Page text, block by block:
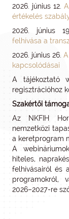
2026. június 12.
értékelés
2026. június
felhívása a
2026. június 26.
kapcsolódásai
A tájékoztató
regisztrációhoz
Szakértői
Az NKFIH
nemzetközi
a keretprogram
A
hiteles,
felhívásairól és
programokról,
2026–2027-re